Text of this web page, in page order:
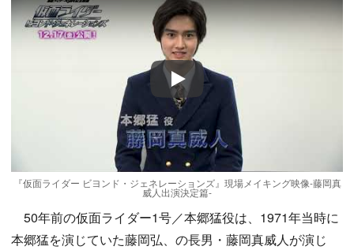
Play
『仮面ライダー ビヨンド・ジェネレーションズ』現場メイキング映像-藤岡真
威人出演決定篇-
50年前の仮面ライダー1号／本郷猛役は、1971年当時に
本郷猛を演じていた藤岡弘、の長男・藤岡真威人が演じ